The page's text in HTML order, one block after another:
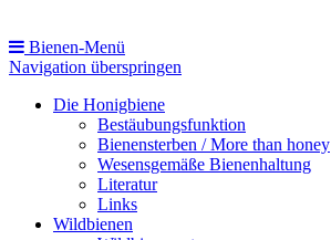
Bienen-Menü
Navigation überspringen
Die Honigbiene
Bestäubungsfunktion
Bienensterben / More than honey
Wesensgemäße Bienenhaltung
Literatur
Links
Wildbienen